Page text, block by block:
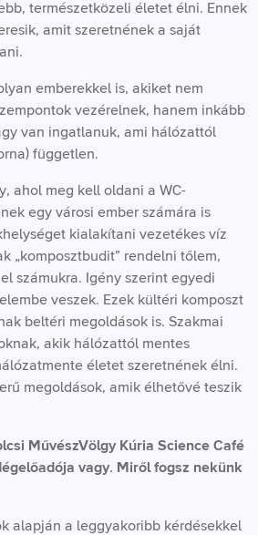
természetközeli életet élni. Ennek
amit szeretnének a saját
emberekkel is, akiket nem
vezérelnek, hanem inkább
van ingatlanuk, ami hálózattól
független.
ahol meg kell oldani a WC-
egy városi ember számára is
kialakítani vezetékes víz
„komposztbudit” rendelni tőlem,
számukra. Igény szerint egyedi
veszek. Ezek kültéri komposzt
beltéri megoldások is. Szakmai
akik hálózattól mentes
életet szeretnének élni.
megoldások, amik élhetővé teszik
MűvészVölgy Kúria Science Café
vagy. Miről fogsz nekünk
alapján a leggyakoribb kérdésekkel